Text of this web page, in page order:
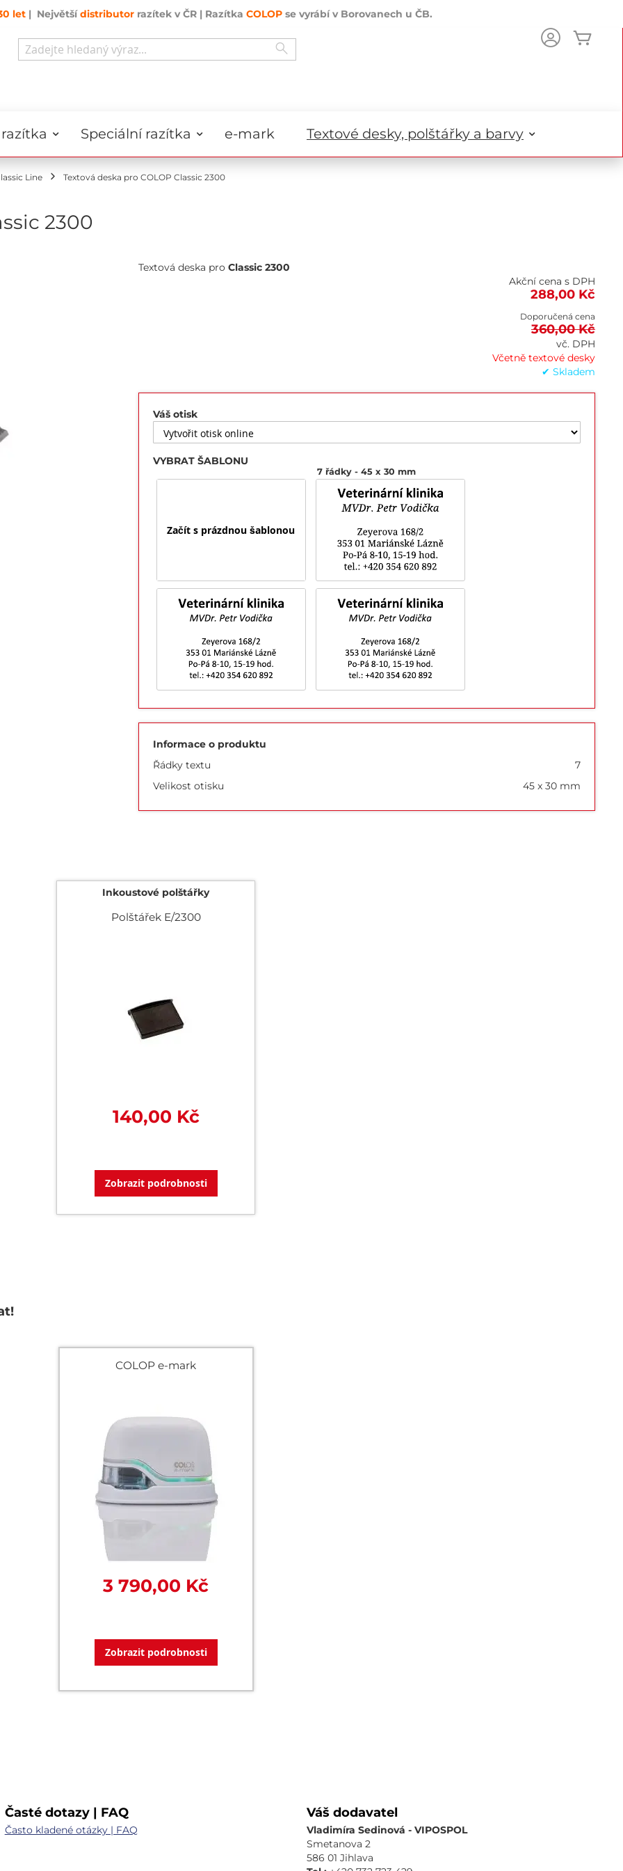
let | Největšídistributor razítek v ČR | Razítka COLOP se vyrábí v Borovanech u ČB.
Speciální razítka e-mark Textové desky, polštářky a barvy
Line Textová deska pro COLOP Classic 2300
2300
Akční cena s DPH
288,00 Kč
Doporučená cena
360,00 Kč
vč. DPH
Včetně textové desky
✔ Skladem
Textová deska pro Classic 2300
Váš otisk
VYBRAT ŠABLONU
7 řádky 45 x 30 mm
Začít s prázdnou šablonou
Informace o produktu
Řádky textu
7
Velikost otisku
45 x 30 mm
Inkoustové polštářky
Polštářek E/2300
140,00 Kč
Zobrazit podrobnosti
COLOP e-mark
3 790,00 Kč
Zobrazit podrobnosti
Časté dotazy | FAQ
Často kladené otázky | FAQ
Váš dodavatel
Vladimíra Sedinová - VIPOSPOL
Smetanova 2
586 01 Jihlava